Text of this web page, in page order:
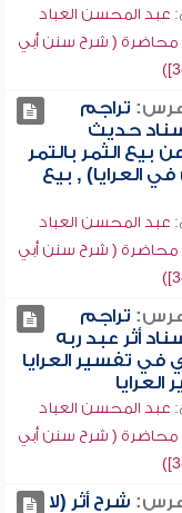
عبد المحسن العباد
( شرح سنن أبي
تراجم
حديث
بيع الثمر بالتمر
العرايا) , بيع
عبد المحسن العباد
( شرح سنن أبي
تراجم
أثر عبد ربه
في تفسير العرايا
العرايا
عبد المحسن العباد
( شرح سنن أبي
شرح أثر (لا